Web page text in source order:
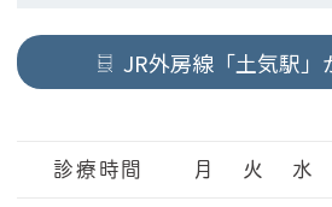
JR外房線「土気駅」
診療時間 月 火 水